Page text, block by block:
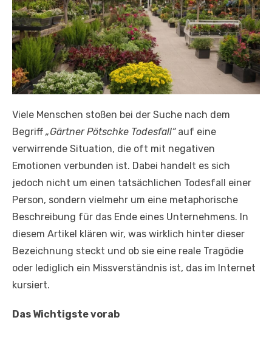
Viele Menschen stoßen bei der Suche nach dem
Begriff „Gärtner Pötschke Todesfall“auf eine
verwirrende Situation, die oft mit negativen
Emotionen verbunden ist. Dabei handelt es sich
jedoch nicht um einen tatsächlichen Todesfall einer
Person, sondern vielmehr um eine metaphorische
Beschreibung für das Ende eines Unternehmens. In
diesem Artikel klären wir, was wirklich hinter dieser
Bezeichnung steckt und ob sie eine reale Tragödie
oder lediglich ein Missverständnis ist, das im Internet
kursiert.
Das Wichtigste vorab